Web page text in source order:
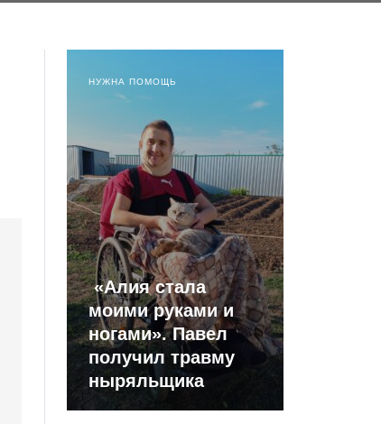
НУЖНА ПОМОЩЬ
«Алия стала
моими руками и
ногами». Павел
получил травму
ныряльщика